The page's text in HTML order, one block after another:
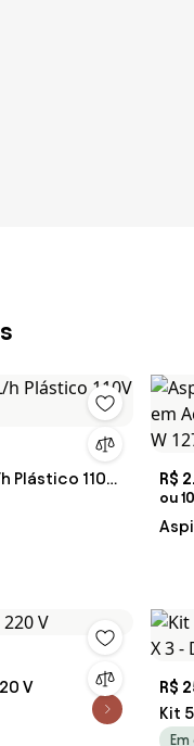
Plástico 110V
R$
ou
V
R$
Kit
X 3